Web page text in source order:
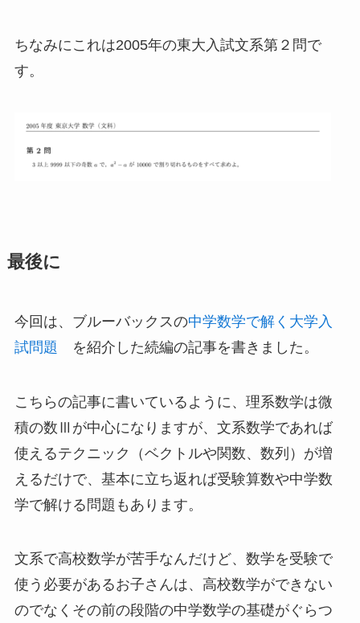
ちなみにこれは2005年の東大入試文系第２問で
す。
最後に
今回は、ブルーバックスの中学数学で解く大学入
試問題 を紹介した続編の記事を書きました。
こちらの記事に書いているように、理系数学は微
積の数Ⅲが中心になりますが、文系数学であれば
使えるテクニック（ベクトルや関数、数列）が増
えるだけで、基本に立ち返れば受験算数や中学数
学で解ける問題もあります。
文系で高校数学が苦手なんだけど、数学を受験で
使う必要があるお子さんは、高校数学ができない
のでなくその前の段階の中学数学の基礎がぐらつ